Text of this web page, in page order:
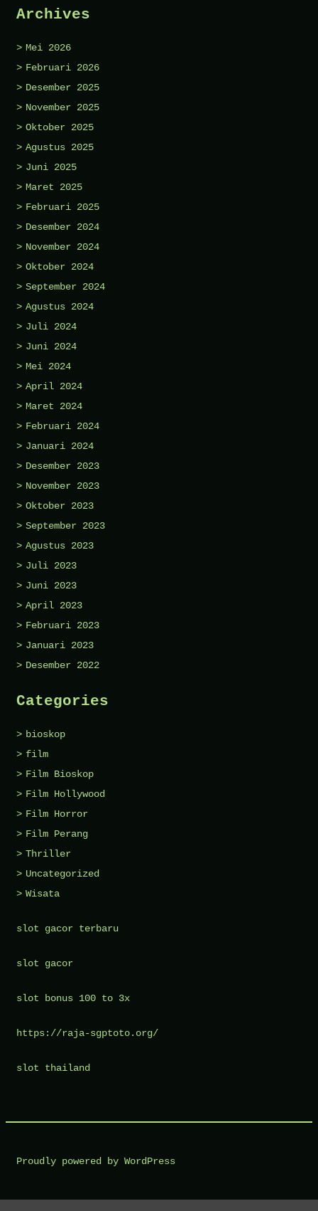
Archives
Mei 2026
Februari 2026
Desember 2025
November 2025
Oktober 2025
Agustus 2025
Juni 2025
Maret 2025
Februari 2025
Desember 2024
November 2024
Oktober 2024
September 2024
Agustus 2024
Juli 2024
Juni 2024
Mei 2024
April 2024
Maret 2024
Februari 2024
Januari 2024
Desember 2023
November 2023
Oktober 2023
September 2023
Agustus 2023
Juli 2023
Juni 2023
April 2023
Februari 2023
Januari 2023
Desember 2022
Categories
bioskop
film
Film Bioskop
Film Hollywood
Film Horror
Film Perang
Thriller
Uncategorized
Wisata
slot gacor terbaru
slot gacor
slot bonus 100 to 3x
https://raja-sgptoto.org/
slot thailand
Proudly powered by WordPress